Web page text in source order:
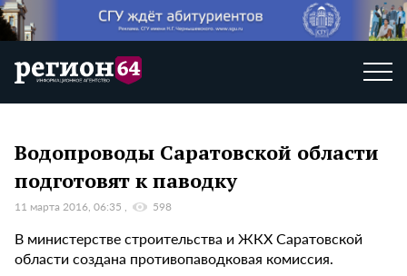
Водопроводы Саратовской области
подготовят к паводку
11 марта 2016, 06:35 598
В министерстве строительства и ЖКХ Саратовской
области создана противопаводковая комиссия.